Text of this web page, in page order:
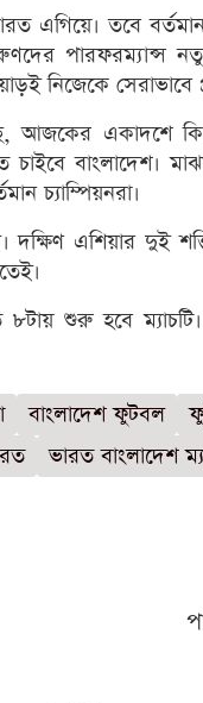
এগিয়ে। তবে
পারফরম্যান্স
নিজেকে সেরাভাবে
আজকের একাদশে
বাংলাদেশ।
চ্যাম্পিয়নরা।
এশিয়ার দুই
শুরু হবে
বাংলাদেশ ফুটবল
ভারত বাংলাদেশ